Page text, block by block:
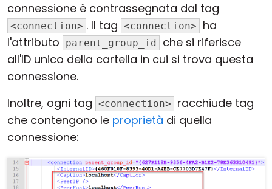
connessione è contrassegnata dal tag
<connection> . Il tag <connection>
ha
l'attributo
parent_group_id
che si riferisce
all'ID unico della cartella in cui si trova questa
connessione.
Inoltre, ogni tag <connection>
racchiude tag
che contengono le proprietà di quella
connessione: